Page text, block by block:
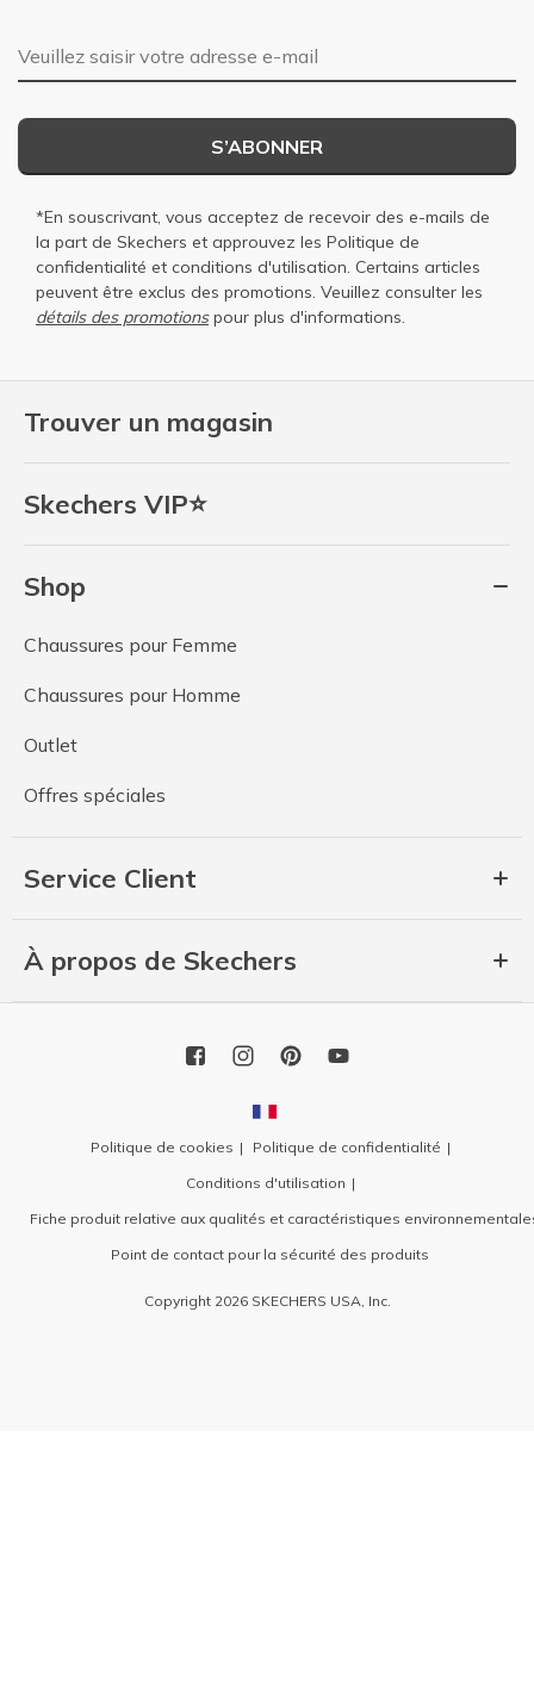
Trouver un magasin
Skechers VIP⭐
Shop
Chaussures pour Femme
Chaussures pour Homme
Outlet
Offres spéciales
Service Client
À propos de Skechers
Adresse e-mail
S’ABONNER
*En souscrivant, vous acceptez de recevoir des e-mails de
la part de Skechers et approuvez les Politique de
confidentialité et conditions d'utilisation. Certains articles
peuvent être exclus des promotions. Veuillez consulter les
détails des promotionspour plus d'informations.
Politique de cookies
Politique de confidentialité
Conditions d'utilisation
Fiche produit relative aux qualités et caractéristiques
Point de contact pour la sécurité des produits
Copyright 2026 SKECHERS USA, Inc.